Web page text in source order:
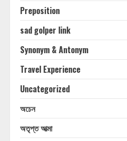
Preposition
sad golper link
Synonym & Antonym
Travel Experience
Uncategorized
অচেন
অতৃপ্ত আত্মা